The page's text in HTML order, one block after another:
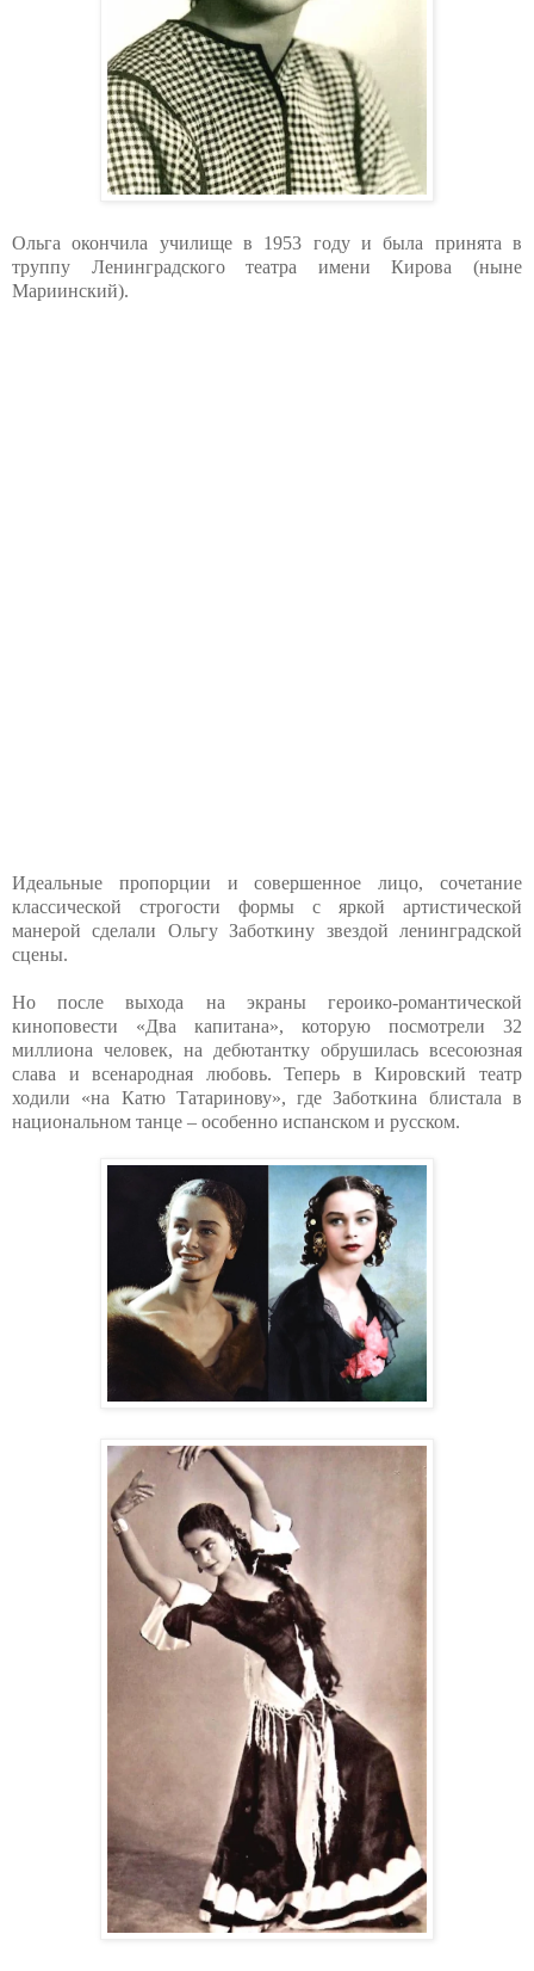
Ольга окончила училище в 1953 году и была принята в
труппу Ленинградского театра имени Кирова (ныне
Мариинский).
Идеальные пропорции и совершенное лицо, сочетание
классической строгости формы с яркой артистической
манерой сделали Ольгу Заботкину звездой ленинградской
сцены.
Но после выхода на экраны героико-романтической
киноповести «Два капитана», которую посмотрели 32
миллиона человек, на дебютантку обрушилась всесоюзная
слава и всенародная любовь. Теперь в Кировский театр
ходили «на Катю Татаринову», где Заботкина блистала в
национальном танце – особенно испанском и русском.